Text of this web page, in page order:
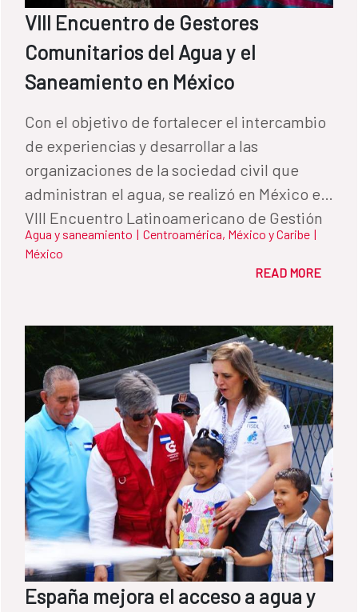
VIII Encuentro de Gestores
Comunitarios del Agua y el
Saneamiento en México
Con el objetivo de fortalecer el intercambio
de experiencias y desarrollar a las
organizaciones de la sociedad civil que
administran el agua, se realizó en México el
VIII Encuentro Latinoamericano de Gestión
Comunitaria del Agua, apoyado por la
Agua y saneamiento | Centroamérica, México y Caribe |
México
READ MORE
España mejora el acceso a agua y